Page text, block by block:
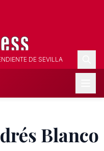
DE SEVILLA
Blanco